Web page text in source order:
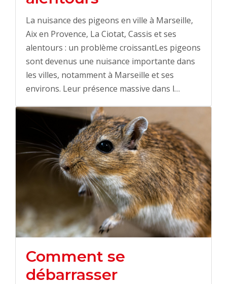
La nuisance des pigeons en ville à Marseille,
Aix en Provence, La Ciotat, Cassis et ses
alentours : un problème croissantLes pigeons
sont devenus une nuisance importante dans
les villes, notamment à Marseille et ses
environs. Leur présence massive dans l…
Comment se
débarrasser